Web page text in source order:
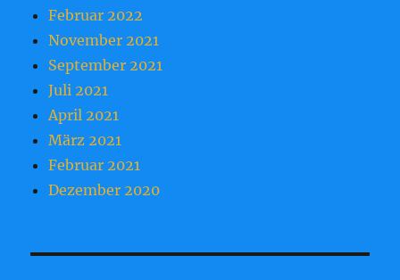
Februar 2022
November 2021
September 2021
Juli 2021
April 2021
März 2021
Februar 2021
Dezember 2020